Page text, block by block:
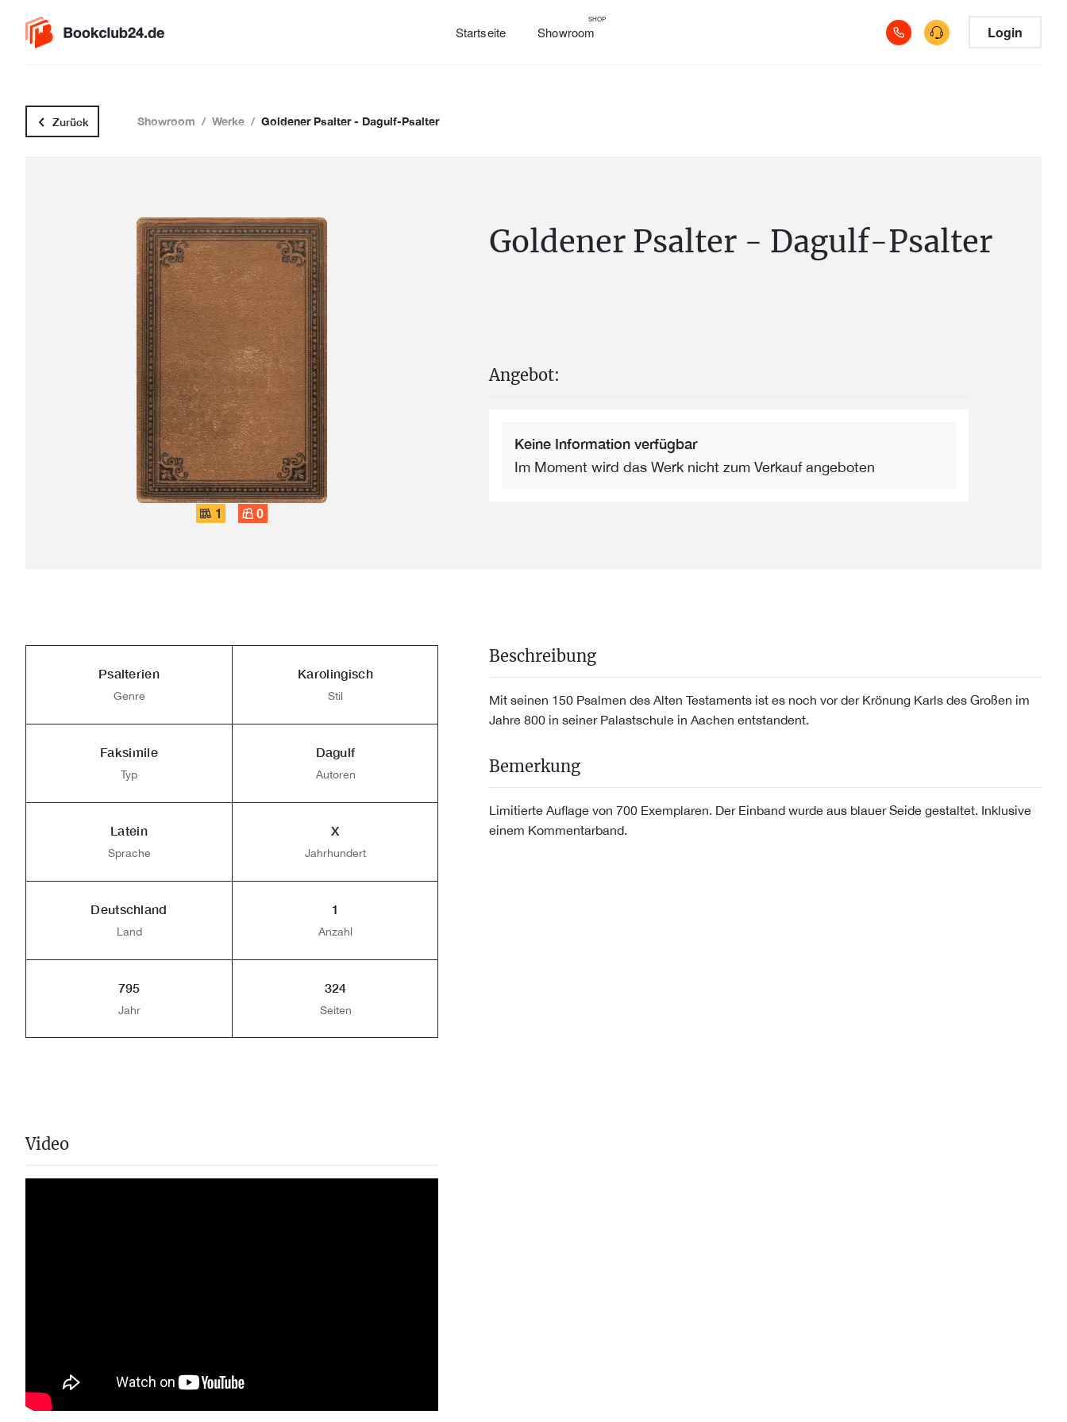
Startseite Showroom
SHOP
Login
Zurück Showroom / Werke / Goldener Psalter - Dagulf-Psalter
1 0
Goldener Psalter - Dagulf-Psalter
Angebot:
Keine Information verfügbar
Im Moment wird das Werk nicht zum Verkauf angeboten
Psalterien
Genre
Karolingisch
Stil
Faksimile
Typ
Dagulf
Autoren
Latein
Sprache
X
Jahrhundert
Deutschland
Land
1
Anzahl
795
Jahr
324
Seiten
Video
Beschreibung
Mit seinen 150 Psalmen des Alten Testaments ist es noch vor der Krönung Karls des Großen im
Jahre 800 in seiner Palastschule in Aachen entstandent.
Bemerkung
Limitierte Auflage von 700 Exemplaren. Der Einband wurde aus blauer Seide gestaltet. Inklusive
einem Kommentarband.